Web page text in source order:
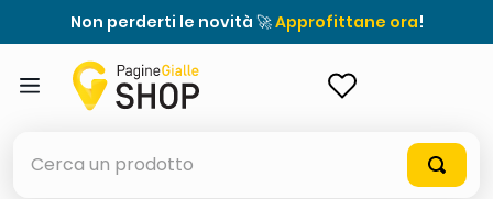
Non perderti le novità 🚀Approfittane ora!